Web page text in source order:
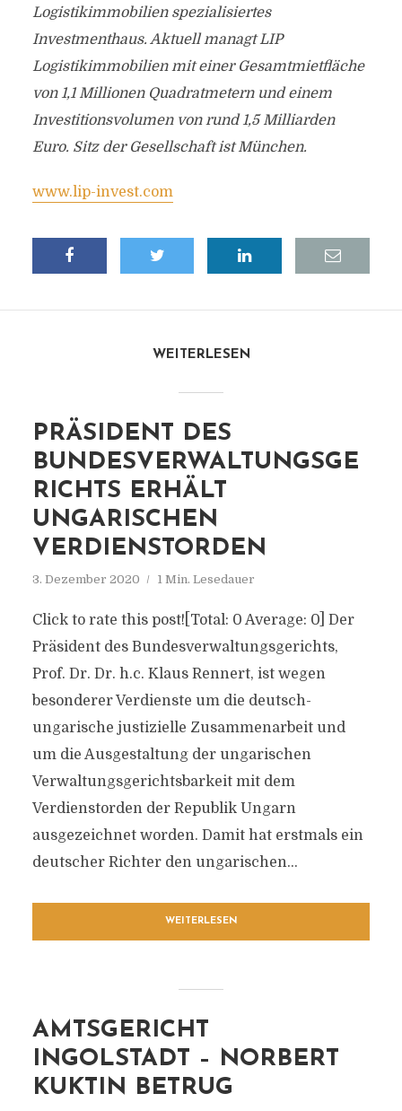
Logistikimmobilien spezialisiertes
Investmenthaus. Aktuell managt LIP
Logistikimmobilien mit einer Gesamtmietfläche
von 1,1 Millionen Quadratmetern und einem
Investitionsvolumen von rund 1,5 Milliarden
Euro. Sitz der Gesellschaft ist München.
www.lip-invest.com
WEITERLESEN
PRÄSIDENT DES
BUNDESVERWALTUNGSGE
RICHTS ERHÄLT
UNGARISCHEN
VERDIENSTORDEN
3. Dezember 2020 1 Min. Lesedauer
Click to rate this post![Total: 0 Average: 0] Der
Präsident des Bundesverwaltungsgerichts,
Prof. Dr. Dr. h.c. Klaus Rennert, ist wegen
besonderer Verdienste um die deutsch-
ungarische justizielle Zusammenarbeit und
um die Ausgestaltung der ungarischen
Verwaltungsgerichtsbarkeit mit dem
Verdienstorden der Republik Ungarn
ausgezeichnet worden. Damit hat erstmals ein
deutscher Richter den ungarischen...
WEITERLESEN
AMTSGERICHT
INGOLSTADT – NORBERT
KUKTIN BETRUG